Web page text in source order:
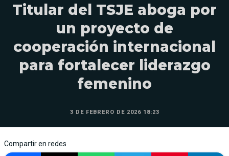
Titular del TSJE aboga por
un proyecto de
cooperación internacional
para fortalecer liderazgo
femenino
3 DE FEBRERO DE 2026 18:23
Compartir en redes